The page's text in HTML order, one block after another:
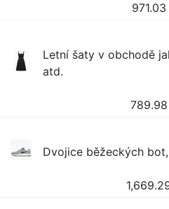
971.03
Letní šaty v obchodě
atd.
789.98
Dvojice běžeckých